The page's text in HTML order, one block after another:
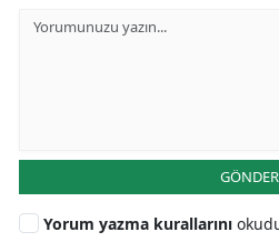
GÖNDER
Yorum yazma kurallarını